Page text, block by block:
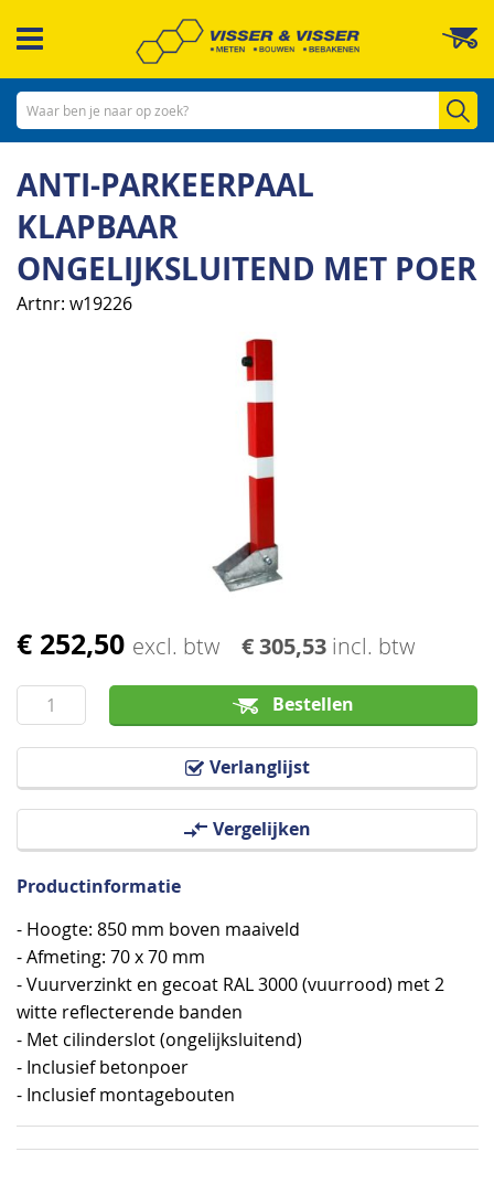
naar
inhoud
ANTI-PARKEERPAAL
KLAPBAAR
ONGELIJKSLUITEND MET POER
Artnr w19226
€ 252,50 excl. btw € 305,53 incl. btw
Bestellen
Verlanglijst
Vergelijken
Ga
het
begin
van
Productinformatie
- Hoogte: 850 mm boven maaiveld
- Afmeting: 70 x 70 mm
- Vuurverzinkt en gecoat RAL 3000 (vuurrood) met 2
witte reflecterende banden
- Met cilinderslot (ongelijksluitend)
- Inclusief betonpoer
- Inclusief montagebouten